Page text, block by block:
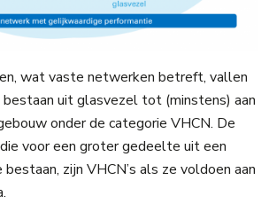
wat vaste netwerken betreft, vallen
uit glasvezel tot (minstens) aan
onder de categorie VHCN. De
voor een groter gedeelte uit een
zijn VHCN’s als ze voldoen aan